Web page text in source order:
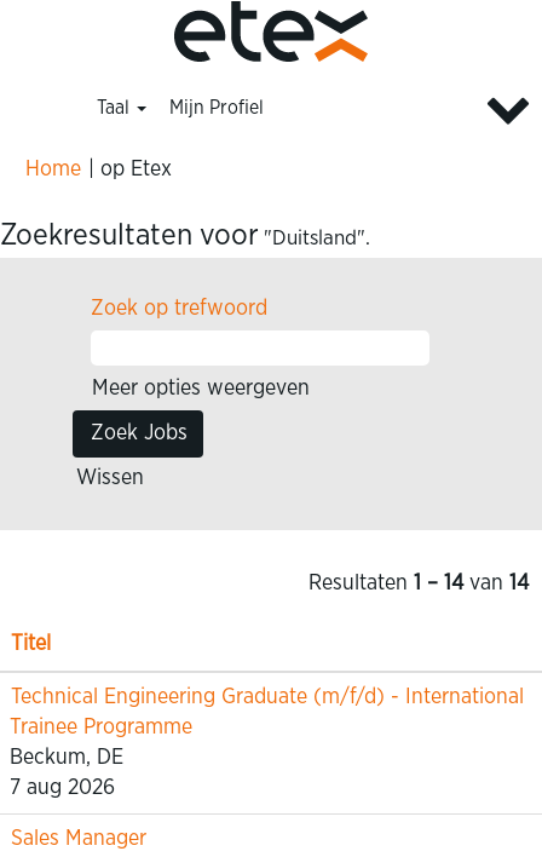
Taal Mijn Profiel
Home op Etex
Zoekresultaten voor "Duitsland".
Zoek op trefwoord
Meer opties weergeven
Wissen
Resultaten 1 – 14van 14
Titel
Technical Engineering Graduate (m/f/d) - International
Trainee Programme
Beckum, DE
7 aug 2026
Sales Manager